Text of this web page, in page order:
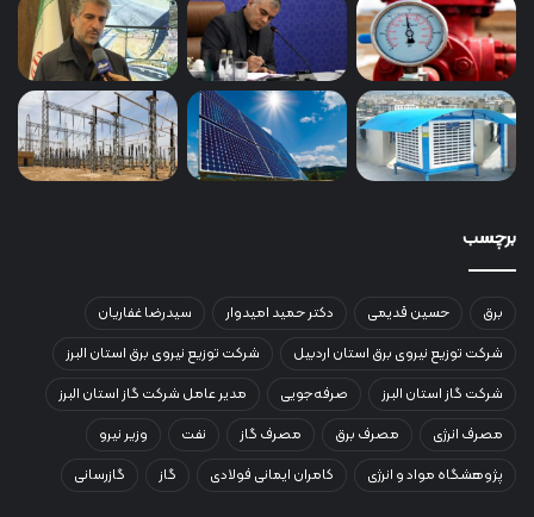
برچسب
برق حسین قدیمی دکتر حمید امیدوار
سیدرضا غفاریان
شرکت توزیع نیروی برق استان اردبیل
شرکت توزیع نیروی برق استان البرز
شرکت گاز استان البرز
صرفه‌جویی
مدیر عامل شرکت گاز استان البرز
مصرف انرژی
مصرف برق مصرف گاز نفت
وزیر نیرو
پژوهشگاه مواد و انرژی
کامران ایمانی فولادی گاز گازرسانی